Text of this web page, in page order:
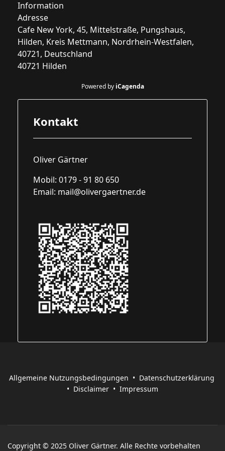
Information
Adresse
Cafe New York, 45, Mittelstraße, Pungshaus,
Hilden, Kreis Mettmann, Nordrhein-Westfalen,
40721, Deutschland
40721 Hilden
Powered by iCagenda
Kontakt
Oliver Gärtner
Mobil: 0179 - 91 80 650
Email: mail@olivergaertner.de
Allgemeine Nutzungsbedingungen • Datenschutzerklärung
• Disclaimer • Impressum
Copyright © 2025 Oliver Gärtner. Alle Rechte vorbehalten